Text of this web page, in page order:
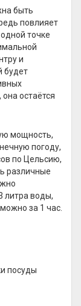
быть
повлияет
точке
и
будет
остаётся
мощность,
погоду,
по Цельсию,
различные
литра воды,
за 1 час.